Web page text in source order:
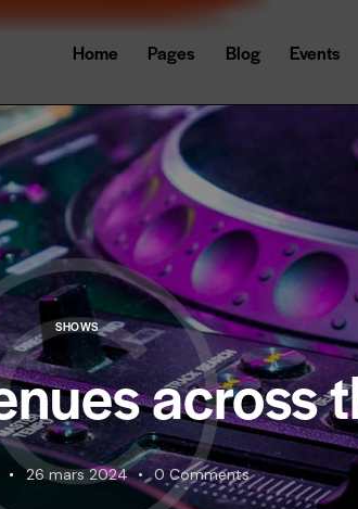
Home Pages Blog Events
SHOWS
across
26 mars 2024 0 Comments